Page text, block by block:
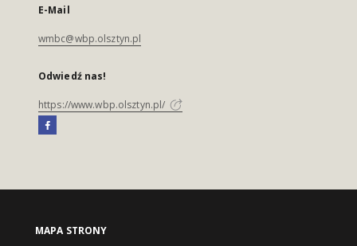
E-Mail
wmbc@wbp.olsztyn.pl
Odwiedź nas!
https://www.wbp.olsztyn.pl/
MAPA STRONY